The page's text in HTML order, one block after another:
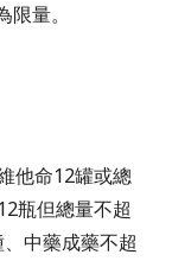
量。
他命12罐或總
瓶但總量不超
中藥成藥不超